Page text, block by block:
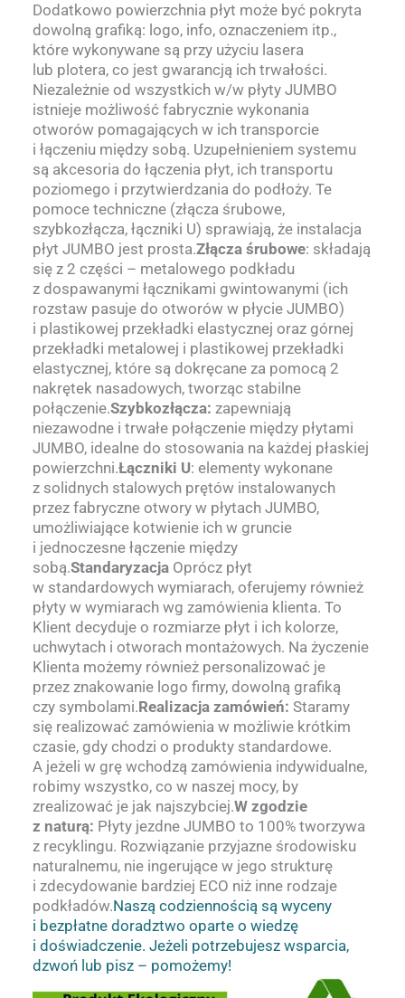
Dodatkowo powierzchnia płyt może być pokryta
dowolną grafiką: logo, info, oznaczeniem itp.,
które wykonywane są przy użyciu lasera
lub plotera, co jest gwarancją ich trwałości.
Niezależnie od wszystkich w/w płyty JUMBO
istnieje możliwość fabrycznie wykonania
otworów pomagających w ich transporcie
i łączeniu między sobą. Uzupełnieniem systemu
są akcesoria do łączenia płyt, ich transportu
poziomego i przytwierdzania do podłoży. Te
pomoce techniczne (złącza śrubowe,
szybkozłącza, łączniki U) sprawiają, że instalacja
płyt JUMBO jest prosta.Złącza śrubowe: składają
się z 2 części – metalowego podkładu
z dospawanymi łącznikami gwintowanymi (ich
rozstaw pasuje do otworów w płycie JUMBO)
i plastikowej przekładki elastycznej oraz górnej
przekładki metalowej i plastikowej przekładki
elastycznej, które są dokręcane za pomocą 2
nakrętek nasadowych, tworząc stabilne
połączenie.Szybkozłącza:zapewniają
niezawodne i trwałe połączenie między płytami
JUMBO, idealne do stosowania na każdej płaskiej
powierzchni.Łączniki U: elementy wykonane
z solidnych stalowych prętów instalowanych
przez fabryczne otwory w płytach JUMBO,
umożliwiające kotwienie ich w gruncie
i jednoczesne łączenie między
sobą.Standaryzacja Oprócz płyt
w standardowych wymiarach, oferujemy również
płyty w wymiarach wg zamówienia klienta. To
Klient decyduje o rozmiarze płyt i ich kolorze,
uchwytach i otworach montażowych. Na życzenie
Klienta możemy również personalizować je
przez znakowanie logo firmy, dowolną grafiką
czy symbolami.Realizacja zamówień: Staramy
się realizować zamówienia w możliwie krótkim
czasie, gdy chodzi o produkty standardowe.
A jeżeli w grę wchodzą zamówienia indywidualne,
robimy wszystko, co w naszej mocy, by
zrealizować je jak najszybciej.W zgodzie
z naturą: Płyty jezdne JUMBO to 100% tworzywa
z recyklingu. Rozwiązanie przyjazne środowisku
naturalnemu, nie ingerujące w jego strukturę
i zdecydowanie bardziej ECO niż inne rodzaje
podkładów.Naszą codziennością są wyceny
i bezpłatne doradztwo oparte o wiedzę
i doświadczenie. Jeżeli potrzebujesz wsparcia,
dzwoń lub pisz – pomożemy!